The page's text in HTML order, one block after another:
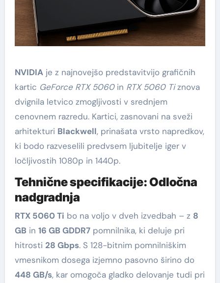
NVIDIAje z najnovejšo predstavitvijo grafičnih
kartic GeForce RTX 5060in RTX 5060 Tiznova
dvignila letvico zmogljivosti v srednjem
cenovnem razredu. Kartici, zasnovani na sveži
arhitekturi Blackwell, prinašata vrsto napredkov,
ki bodo razveselili predvsem ljubitelje iger v
ločljivostih 1080p in 1440p.
Tehnične specifikacije: Odločna
nadgradnja
RTX 5060 Ti bo na voljo v dveh izvedbah – z 8
GB in 16 GB GDDR7pomnilnika, ki deluje pri
hitrosti 28 Gbps. S 128-bitnim pomnilniškim
vmesnikom dosega izjemno pasovno širino do
448 GB/s, kar omogoča gladko delovanje tudi pri